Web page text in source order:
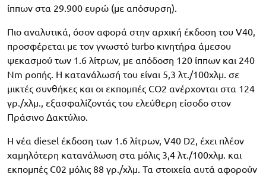
ίππων στα 29.900 ευρώ (με απόσυρση).
Πιο αναλυτικά, όσον αφορά στην αρχική έκδοση του V40,
προσφέρεται με τον γνωστό turbo κινητήρα άμεσου
ψεκασμού των 1.6 λίτρων, με απόδοση 120 ίππων και 240
Nm ροπής. Η κατανάλωσή του είναι 5,3 λτ./100χλμ. σε
μικτές συνθήκες και οι εκπομπές CO2 ανέρχονται στα 124
γρ./χλμ., εξασφαλίζοντάς του ελεύθερη είσοδο στον
Πράσινο Δακτύλιο.
Η νέα diesel έκδοση των 1.6 λίτρων, V40 D2, έχει πλέον
χαμηλότερη κατανάλωση στα μόλις 3,4 λτ./100χλμ. και
εκπομπές C02 μόλις 88 γρ./χλμ. Τα στοιχεία αυτά αφορούν